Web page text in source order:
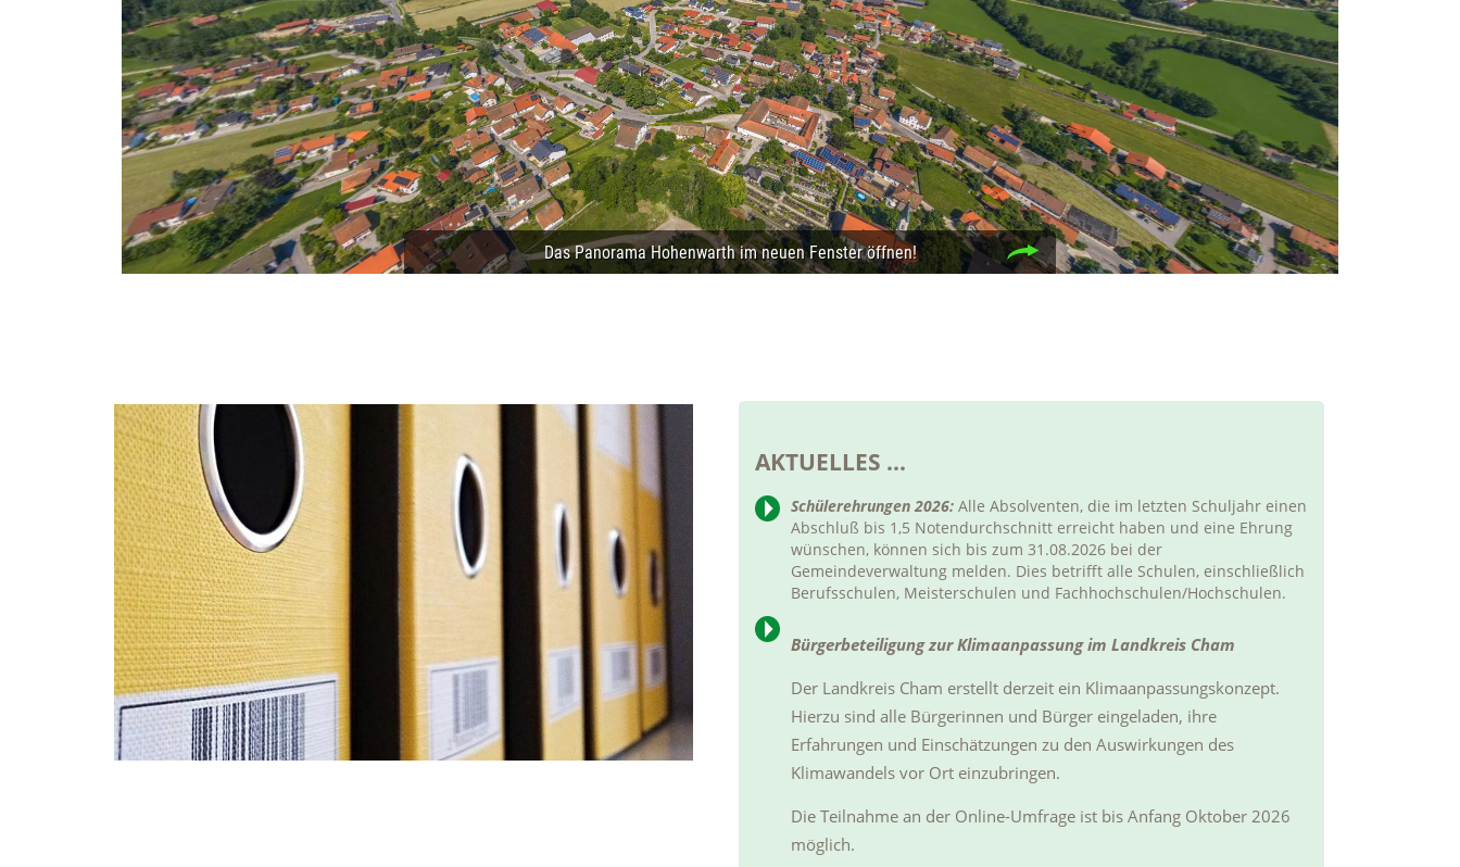
AKTUELLES ...
Schülerehrungen 2026: Alle Absolventen, die im letzten Schuljahr einen
Abschluß bis 1,5 Notendurchschnitt erreicht haben und eine Ehrung
wünschen, können sich bis zum 31.08.2026 bei der
Gemeindeverwaltung melden. Dies betrifft alle Schulen, einschließlich
Berufsschulen, Meisterschulen und Fachhochschulen/Hochschulen.
Bürgerbeteiligung zur Klimaanpassung im Landkreis Cham
Der Landkreis Cham erstellt derzeit ein Klimaanpassungskonzept.
Hierzu sind alle Bürgerinnen und Bürger eingeladen, ihre
Erfahrungen und Einschätzungen zu den Auswirkungen des
Klimawandels vor Ort einzubringen.
Die Teilnahme an der Online-Umfrage ist bis Anfang Oktober 2026
möglich.